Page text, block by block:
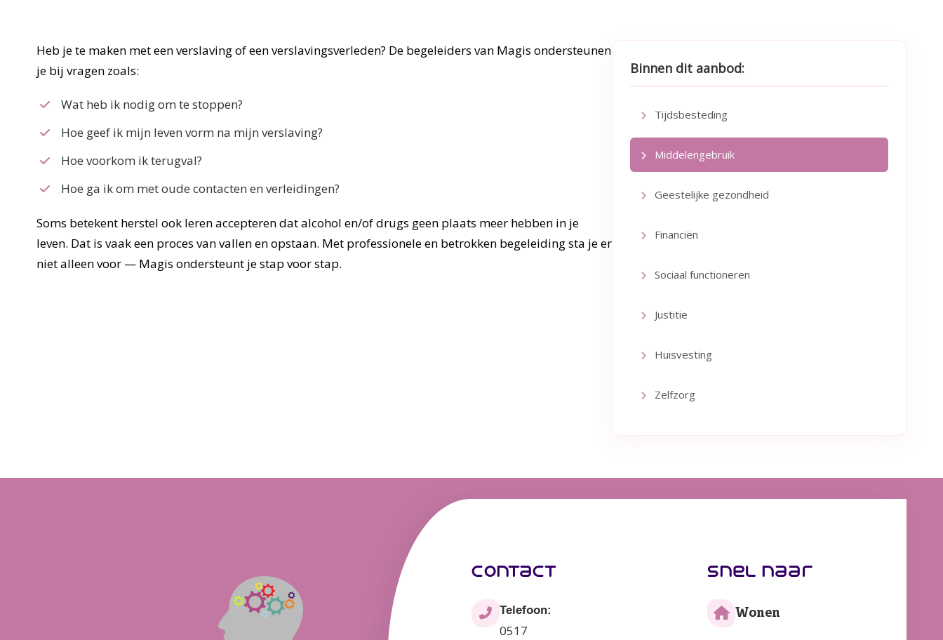
Heb je te maken met een verslaving of een verslavingsverleden? De begeleiders van Magis ondersteunen
je bij vragen zoals:
Wat heb ik nodig om te stoppen?
Hoe geef ik mijn leven vorm na mijn verslaving?
Hoe voorkom ik terugval?
Hoe ga ik om met oude contacten en verleidingen?
Soms betekent herstel ook leren accepteren dat alcohol en/of drugs geen plaats meer hebben in je
leven. Dat is vaak een proces van vallen en opstaan. Met professionele en betrokken begeleiding sta je er
niet alleen voor — Magis ondersteunt je stap voor stap.
Binnen dit aanbod:
Tijdsbesteding
Middelengebruik
Geestelijke gezondheid
Financiën
Sociaal functioneren
Justitie
Huisvesting
Zelfzorg
contact
Telefoon:
0517
snel naar
Wonen